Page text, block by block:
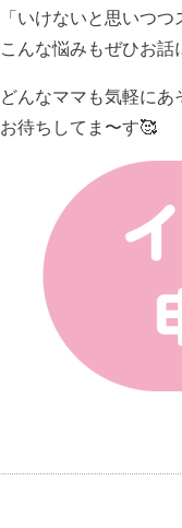
「いけないと思いつ
こんな悩みもぜひお話
どんなママも気軽にあ
お待ちしてま〜す🥰